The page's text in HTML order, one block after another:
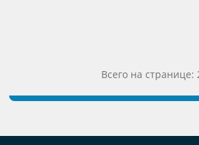
Всего на странице: